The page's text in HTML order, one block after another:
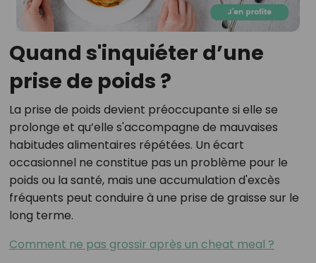
Quand s'inquiéter d’une
prise de poids ?
La prise de poids devient préoccupante si elle se
prolonge et qu’elle s'accompagne de mauvaises
habitudes alimentaires répétées. Un écart
occasionnel ne constitue pas un problème pour le
poids ou la santé, mais une accumulation d'excès
fréquents peut conduire à une prise de graisse sur le
long terme.
Comment ne pas grossir après un cheat meal ?